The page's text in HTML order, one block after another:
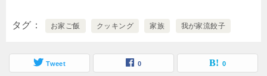
タグ お家ご飯 クッキング 家族 我が家流餃子
Tweet 0 0